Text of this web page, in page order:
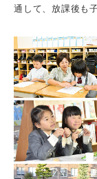
通して、放課後も